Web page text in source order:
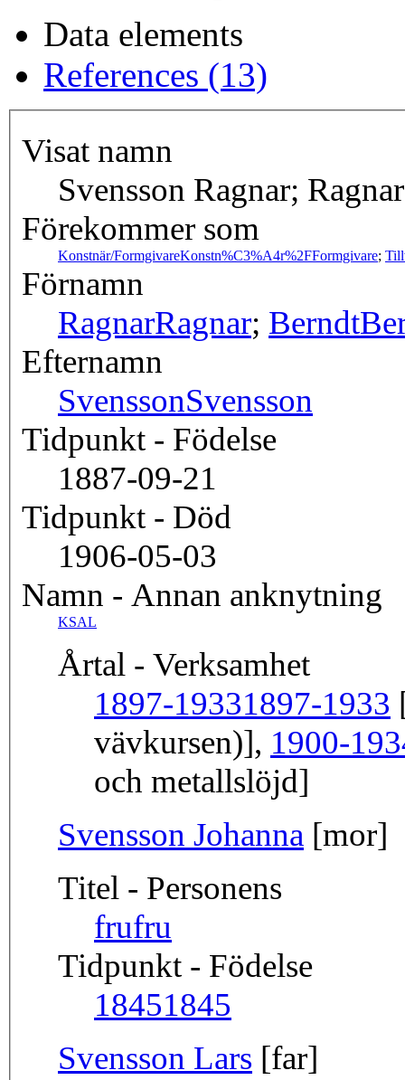
Data elements
References (13)
Visat namn
Svensson Ragnar;
Förekommer som
Konstnär/FormgivareKonstn%C3%A4r%2FFormgivare;
Förnamn
RagnarRagnar; Berndt
Efternamn
SvenssonSvensson
Tidpunkt - Födelse
1887-09-21
Tidpunkt - Död
1906-05-03
Namn - Annan anknytning
KSAL
Årtal - Verksamhet
1897-19331897-1933
vävkursen)], 1900-
och metallslöjd]
Svensson Johanna [mor]
Titel - Personens
frufru
Tidpunkt - Födelse
18451845
Svensson Lars [far]